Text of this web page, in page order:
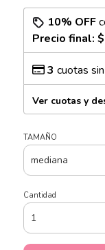
10% OFF
Precio final:
3 cuotas
Ver cuotas y
TAMAÑO
Cantidad